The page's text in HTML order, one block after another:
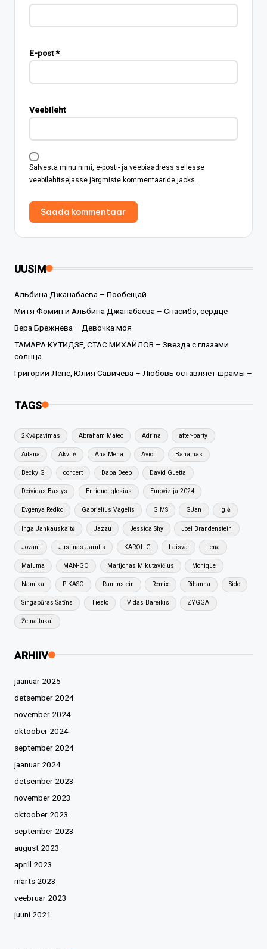
E-post*
Veebileht
Salvesta minu nimi, e-posti- ja veebiaadress sellesse
veebilehitsejasse järgmiste kommentaaride jaoks.
UUSIM
Альбина Джанабаева – Пообещай
Митя Фомин и Альбина Джанабаева – Спасибо, сердце
Вера Брежнева – Девочка моя
ТАМАРА КУТИДЗЕ, СТАС МИХАЙЛОВ – Звезда с глазами
солнца
Григорий Лепс, Юлия Савичева – Любовь оставляет шрамы –
TAGS
2Kvėpavimas Abraham Mateo Adrina after-party
Aitana Akvilė Ana Mena Avicii Bahamas
Becky G concert Dapa Deep David Guetta
Deividas Bastys Enrique Iglesias Eurovizija 2024
Evgenya Redko Gabrielius Vagelis GIMS GJan Iglė
Inga Jankauskaitė Jazzu Jessica Shy Joel Brandenstein
Jovani Justinas Jarutis KAROL G Laisva Lena
Maluma MAN-GO Marijonas Mikutavičius Monique
Namika PIKASO Rammstein Remix Rihanna Sido
Singapūras Satīns Tiesto Vidas Bareikis ZYGGA
Žemaitukai
ARHIIV
jaanuar 2025
detsember 2024
november 2024
oktoober 2024
september 2024
jaanuar 2024
detsember 2023
november 2023
oktoober 2023
september 2023
august 2023
aprill 2023
märts 2023
veebruar 2023
juuni 2021